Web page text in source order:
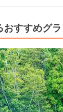
おすすめグ